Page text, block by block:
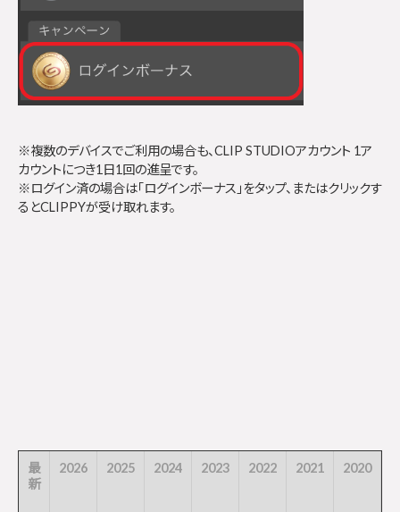
※複数のデバイスでご利用の場合も、CLIP STUDIOアカウント 1ア
カウントにつき1日1回の進呈です。
※ログイン済の場合は「ログインボーナス」をタップ、またはクリックす
るとCLIPPYが受け取れます。
最
新
2026 2025 2024 2023 2022 2021 2020